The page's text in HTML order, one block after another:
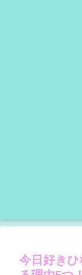
今日好き